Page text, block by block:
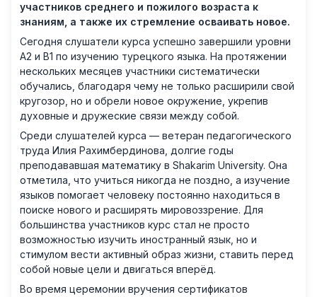
участников среднего и пожилого возраста к
знаниям, а также их стремление осваивать новое.
Сегодня слушатели курса успешно завершили уровни
А2 и В1 по изучению турецкого языка. На протяжении
нескольких месяцев участники систематически
обучались, благодаря чему не только расширили свой
кругозор, но и обрели новое окружение, укрепив
духовные и дружеские связи между собой.
Среди слушателей курса — ветеран педагогического
труда Илия Рахимбердинова, долгие годы
преподававшая математику в Shakarim University. Она
отметила, что учиться никогда не поздно, а изучение
языков помогает человеку постоянно находиться в
поиске нового и расширять мировоззрение. Для
большинства участников курс стал не просто
возможностью изучить иностранный язык, но и
стимулом вести активный образ жизни, ставить перед
собой новые цели и двигаться вперёд.
Во время церемонии вручения сертификатов